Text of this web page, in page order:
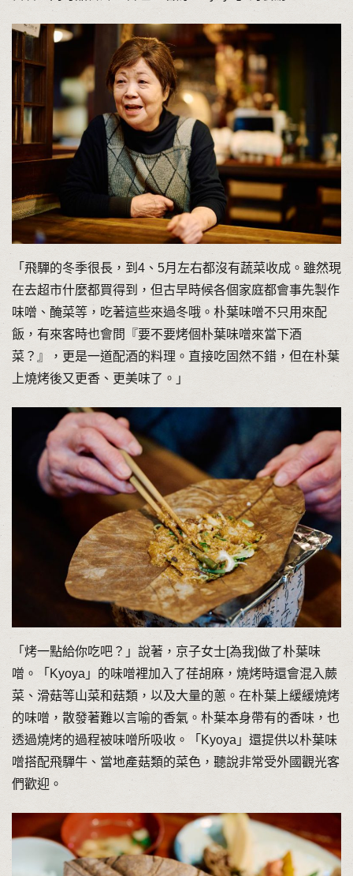
「飛驒的冬季很長，到4、5月左右都沒有蔬菜收成。雖然現
在去超市什麼都買得到，但古早時候各個家庭都會事先製作
味噌、醃菜等，吃著這些來過冬哦。朴葉味噌不只用來配
飯，有來客時也會問『要不要烤個朴葉味噌來當下酒
菜？』，更是一道配酒的料理。直接吃固然不錯，但在朴葉
上燒烤後又更香、更美味了。」
「烤一點給你吃吧？」說著，京子女士[為我]做了朴葉味
噌。「Kyoya」的味噌裡加入了荏胡麻，燒烤時還會混入蕨
菜、滑菇等山菜和菇類，以及大量的蔥。在朴葉上緩緩燒烤
的味噌，散發著難以言喻的香氣。朴葉本身帶有的香味，也
透過燒烤的過程被味噌所吸收。「Kyoya」還提供以朴葉味
噌搭配飛驒牛、當地產菇類的菜色，聽說非常受外國觀光客
們歡迎。